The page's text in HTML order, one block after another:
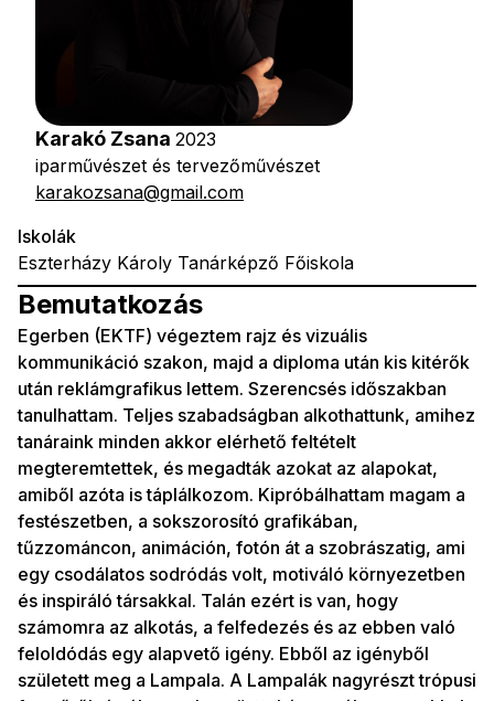
Karakó Zsana 2023
iparművészet és tervezőművészet
karakozsana@gmail.com
Bemutatkozás
Egerben (EKTF) végeztem rajz és vizuális
kommunikáció szakon, majd a diploma után kis kitérők
után reklámgrafikus lettem. Szerencsés időszakban
tanulhattam. Teljes szabadságban alkothattunk, amihez
tanáraink minden akkor elérhető feltételt
megteremtettek, és megadták azokat az alapokat,
amiből azóta is táplálkozom. Kipróbálhattam magam a
festészetben, a sokszorosító grafikában,
tűzzománcon, animáción, fotón át a szobrászatig, ami
egy csodálatos sodródás volt, motiváló környezetben
és inspiráló társakkal. Talán ezért is van, hogy
számomra az alkotás, a felfedezés és az ebben való
feloldódás egy alapvető igény. Ebből az igényből
született meg a Lampala. A Lampalák nagyrészt trópusi
Iskolák
Eszterházy Károly Tanárképző Főiskola